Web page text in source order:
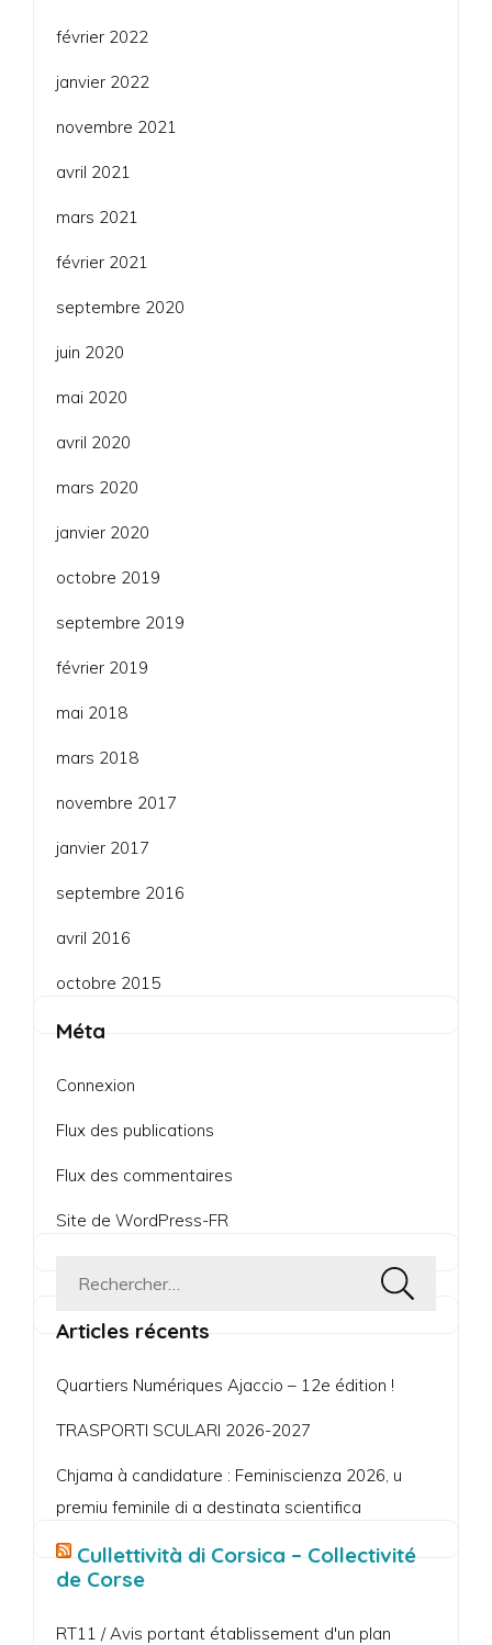
février 2022
janvier 2022
novembre 2021
avril 2021
mars 2021
février 2021
septembre 2020
juin 2020
mai 2020
avril 2020
mars 2020
janvier 2020
octobre 2019
septembre 2019
février 2019
mai 2018
mars 2018
novembre 2017
janvier 2017
septembre 2016
avril 2016
octobre 2015
Méta
Connexion
Flux des publications
Flux des commentaires
Site de WordPress-FR
Rechercher :
Articles récents
Quartiers Numériques Ajaccio – 12e édition !
TRASPORTI SCULARI 2026-2027
Chjama à candidature : Feminiscienza 2026, u
premiu feminile di a destinata scientifica
Cullettività di Corsica – Collectivité
de Corse
RT11 / Avis portant établissement d'un plan